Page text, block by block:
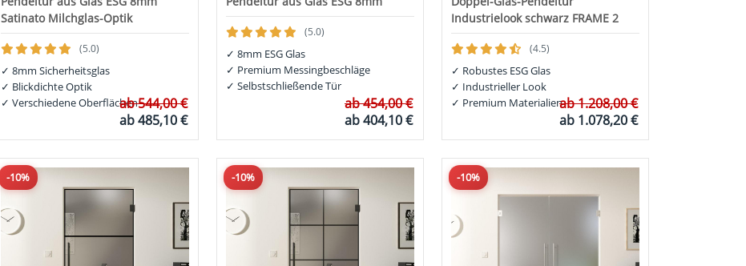
Satinato Milchglas-Optik
(5.0)
✓ 8mm Sicherheitsglas
✓ Blickdichte Optik
✓ Verschiedene Oberflächen
ab544,00 €
ab485,10 €
(5.0)
✓ 8mm ESG Glas
✓ Premium Messingbeschläge
✓ Selbstschließende Tür
ab454,00 €
ab404,10 €
Industrielook schwarz FRAME 2
(4.5)
✓ Robustes ESG Glas
✓ Industrieller Look
✓ Premium Materialienab1.208,00 €
ab 1.078,20 €
-10% -10% -10%